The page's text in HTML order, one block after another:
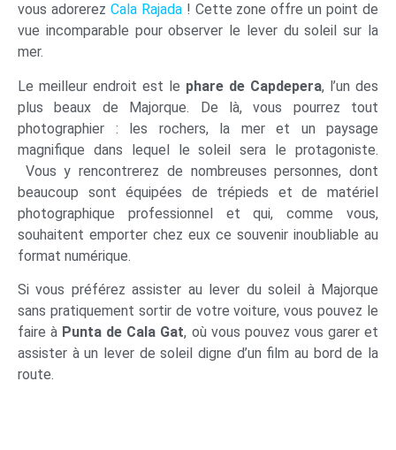
vous adorerez Cala Rajada! Cette zone offre un point de
vue incomparable pour observer le lever du soleil sur la
mer.
Le meilleur endroit est le phare de Capdepera, l’un des
plus beaux de Majorque. De là, vous pourrez tout
photographier : les rochers, la mer et un paysage
magnifique dans lequel le soleil sera le protagoniste.
Vous y rencontrerez de nombreuses personnes, dont
beaucoup sont équipées de trépieds et de matériel
photographique professionnel et qui, comme vous,
souhaitent emporter chez eux ce souvenir inoubliable au
format numérique.
Si vous préférez assister au lever du soleil à Majorque
sans pratiquement sortir de votre voiture, vous pouvez le
faire à Punta de Cala Gat, où vous pouvez vous garer et
assister à un lever de soleil digne d’un film au bord de la
route.